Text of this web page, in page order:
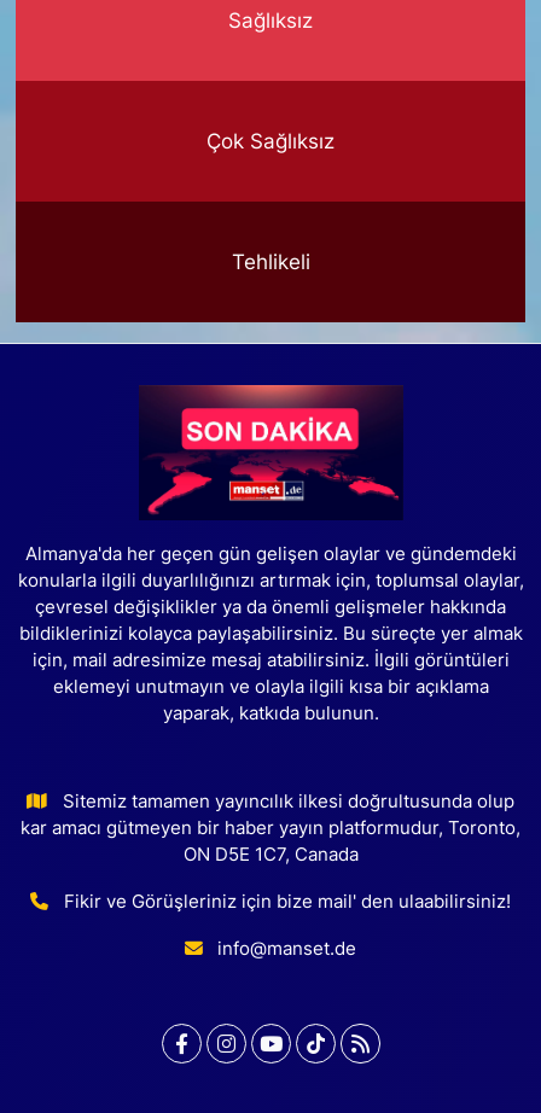
Sağlıksız
Çok Sağlıksız
Tehlikeli
Almanya'da her geçen gün gelişen olaylar ve gündemdeki
konularla ilgili duyarlılığınızı artırmak için, toplumsal olaylar,
çevresel değişiklikler ya da önemli gelişmeler hakkında
bildiklerinizi kolayca paylaşabilirsiniz. Bu süreçte yer almak
için, mail adresimize mesaj atabilirsiniz. İlgili görüntüleri
eklemeyi unutmayın ve olayla ilgili kısa bir açıklama
yaparak, katkıda bulunun.
Sitemiz tamamen yayıncılık ilkesi doğrultusunda olup
kar amacı gütmeyen bir haber yayın platformudur, Toronto,
ON D5E 1C7, Canada
Fikir ve Görüşleriniz için bize mail' den ulaabilirsiniz!
info@manset.de